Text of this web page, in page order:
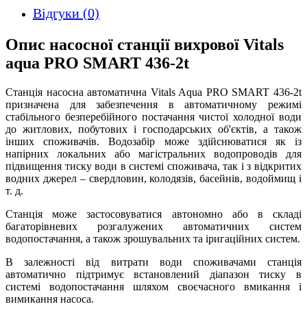
Відгуки (0)
Опис насосної станції вихрової Vitals
aqua PRO SMART 436-2t
Станція насосна автоматична Vitals Aqua PRO SMART 436-2t
призначена для забезпечення в автоматичному режимі
стабільного безперебійного постачання чистої холодної води
до житлових, побутових і господарських об'єктів, а також
інших споживачів. Водозабір може здійснюватися як із
напірних локальних або магістральних водопроводів для
підвищення тиску води в системі споживача, так і з відкритих
водних джерел – свердловин, колодязів, басейнів, водоймищ і
т. д.
Станція може застосовуватися автономно або в складі
багаторівневих розгалужених автоматичних систем
водопостачання, а також зрошувальних та іригаційних систем.
В залежності від витрати води споживачами станція
автоматично підтримує встановлений діапазон тиску в
системі водопостачання шляхом своєчасного вмикання і
вимикання насоса.